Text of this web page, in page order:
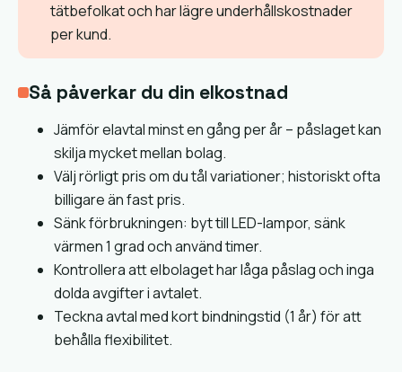
tätbefolkat och har lägre underhållskostnader
per kund.
Så påverkar du din elkostnad
Jämför elavtal minst en gång per år – påslaget kan
skilja mycket mellan bolag.
Välj rörligt pris om du tål variationer; historiskt ofta
billigare än fast pris.
Sänk förbrukningen: byt till LED-lampor, sänk
värmen 1 grad och använd timer.
Kontrollera att elbolaget har låga påslag och inga
dolda avgifter i avtalet.
Teckna avtal med kort bindningstid (1 år) för att
behålla flexibilitet.